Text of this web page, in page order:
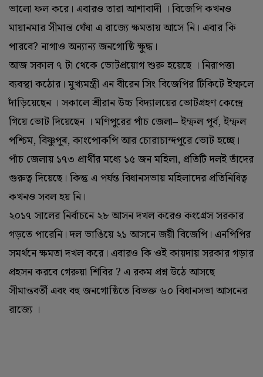
ভালো ফল করে। এবারও তারা আশাবাদী । বিজেপি কখনও
মায়ানমার সীমান্ত ঘেঁষা এ রাজ্যে ক্ষমতায় আসে নি। এবার কি
পারবে? নাগাও অন্যান্য জনগোষ্ঠি ক্ষুদ্ধ।
আজ সকাল ৭ টা থেকে ভোটপ্রয়োগ শুরু হয়েছে । নিরাপত্তা
ব্যবস্থা কঠোর। মুখ্যমন্ত্ৰী এন বীরেন সিং বিজেপির টিকিটে ইম্ফলে
দাঁড়িয়েছেন । সকালে শ্রীরান উচ্চ বিদ্যালয়ের ভোটগ্ৰহণ কেন্দ্ৰে
গিয়ে ভোট দিয়েছেন । মণিপুরের পাঁচ জেলা– ইম্ফল পূর্ব, ইম্ফল
পশ্চিম, বিষ্ণুপুৰ, কাংপোকপি আর চোরাচান্দপুরে ভোট হচ্ছে।
পাঁচ জেলায় ১৭৩ প্ৰাৰ্থীর মধ্যে ১৫ জন মহিলা, প্রতিটি দলই তাঁদের
গুরুত্ব দিয়েছে। কিন্তু এ পর্যন্ত বিধানসভায় মহিলাদের প্রতিনিধিত্ব
কখনও সবল হয় নি।
২০১৭ সালের নিৰ্বাচনে ২৮ আসন দখল করেও কংগ্ৰেস সরকার
গড়তে পারেনি। দল ভাঙিয়ে ২১ আসনে জয়ী বিজেপি। এনপিপির
সমর্থনে ক্ষমতা দখল করে। এবারও কি ওই কায়দায় সরকার গড়ার
প্রহসন করবে গেরুয়া শিবির ? এ রকম প্রশ্ন উঠে আসছে
সীমান্তবর্তী এবং বহু জনগোষ্ঠিতে বিভক্ত ৬০ বিধানসভা আসনের
রাজ্যে ।